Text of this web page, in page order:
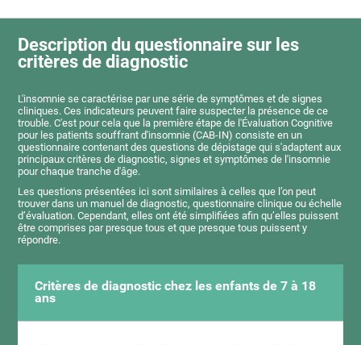
Description du questionnaire sur les
critères de diagnostic
L'insomnie se caractérise par une série de symptômes et de signes
cliniques. Ces indicateurs peuvent faire suspecter la présence de ce
trouble. C'est pour cela que la première étape de l'Évaluation Cognitive
pour les patients souffrant d'insomnie (CAB-IN) consiste en un
questionnaire contenant des questions de dépistage qui s'adaptent aux
principaux critères de diagnostic, signes et symptômes de l'insomnie
pour chaque tranche d'âge.
Les questions présentées ici sont similaires à celles que l’on peut
trouver dans un manuel de diagnostic, questionnaire clinique ou échelle
d’évaluation. Cependant, elles ont été simplifiées afin qu’elles puissent
être comprises par presque tous et que presque tous puissent y
répondre.
Critères de diagnostic chez les enfants de 7 à 18
ans